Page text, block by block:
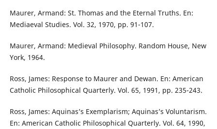
Maurer, Armand: St. Thomas and the Eternal Truths. En:
Mediaeval Studies. Vol. 32, 1970, pp. 91-107.
Maurer, Armand: Medieval Philosophy. Random House, New
York, 1964.
Ross, James: Response to Maurer and Dewan. En: American
Catholic Philosophical Quarterly. Vol. 65, 1991, pp. 235-243.
Ross, James: Aquinas’s Exemplarism; Aquinas’s Voluntarism.
En: American Catholic Philosophical Quarterly. Vol. 64, 1990,